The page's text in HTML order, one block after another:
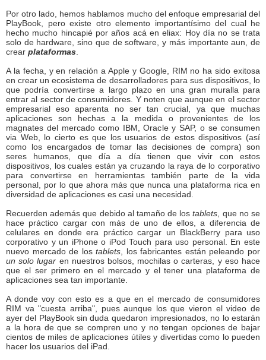
Por otro lado, hemos hablamos mucho del enfoque empresarial del
PlayBook, pero existe otro elemento importantísimo del cual he
hecho mucho hincapié por años acá en eliax: Hoy día no se trata
solo de hardware, sino que de software, y más importante aun, de
crear plataformas
A la fecha, y en relación a Apple y Google, RIM no ha sido exitosa
en crear un ecosistema de desarrolladores para sus dispositivos, lo
que podría convertirse a largo plazo en una gran muralla para
entrar al sector de consumidores. Y noten que aunque en el sector
empresarial eso aparenta no ser tan crucial, ya que muchas
aplicaciones son hechas a la medida o provenientes de los
magnates del mercado como IBM, Oracle y SAP, o se consumen
via Web, lo cierto es que los usuarios de estos dispositivos (así
como los encargados de tomar las decisiones de compra) son
seres humanos, que día a día tienen que vivir con estos
dispositivos, los cuales están ya cruzando la raya de lo corporativo
para convertirse en herramientas también parte de la vida
personal, por lo que ahora más que nunca una plataforma rica en
diversidad de aplicaciones es casi una necesidad.
Recuerden además que debido al tamaño de lostablets , que no se
hace práctico cargar con más de uno de ellos, a diferencia de
celulares en donde era práctico cargar un BlackBerry para uso
corporativo y un iPhone o iPod Touch para uso personal. En este
nuevo mercado de lostablets , los fabricantes están peleando por
un solo lugar en nuestros bolsos, mochilas o carteras, y eso hace
que el ser primero en el mercado y el tener una plataforma de
aplicaciones sea tan importante.
A donde voy con esto es a que en el mercado de consumidores
RIM va "cuesta arriba", pues aunque los que vieron el video de
ayer del PlayBook sin duda quedaron impresionados, no lo estarán
a la hora de que se compren uno y no tengan opciones de bajar
cientos de miles de aplicaciones útiles y divertidas como lo pueden
hacer los usuarios del iPad.